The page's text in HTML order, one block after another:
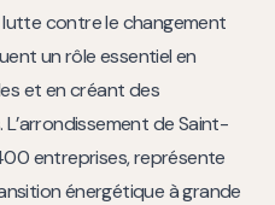
contre le changement
un rôle essentiel en
et en créant des
de Saint-
entreprises, représente
énergétique à grande